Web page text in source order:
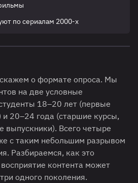
по сериалам 2000-х
о формате опроса. Мы
на две условные
18–20 лет (первые
и 20–24 года (старшие курсы,
выпускники). Всего четыре
с таким небольшим разрывом
Разбираемся, как это
контента может
одного поколения.